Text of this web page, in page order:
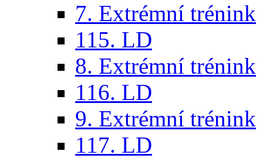
7. Extrémní trénink
115. LD
8. Extrémní trénink
116. LD
9. Extrémní trénink
117. LD